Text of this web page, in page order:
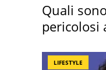
Quali
pericolosi
LIFESTYLE